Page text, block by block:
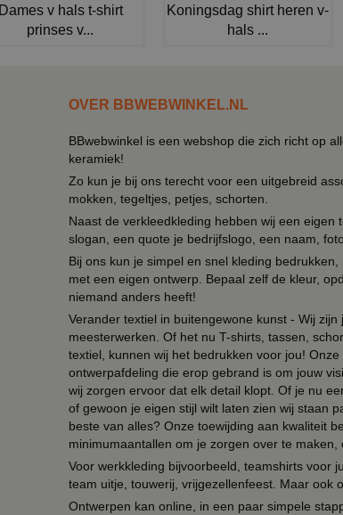
Dames v hals t-shirt
prinses v...
Koningsdag shirt heren v-
hals ...
OVER BBWEBWINKEL.NL
BBwebwinkel is een webshop die zich richt op
keramiek!
Zo kun je bij ons terecht voor een uitgebreid
mokken, tegeltjes, petjes, schorten.
Naast de verkleedkleding hebben wij een
slogan, een quote je bedrijfslogo, een naam,
Bij ons kun je simpel en snel kleding
met een eigen ontwerp. Bepaal zelf de kleur,
niemand anders heeft!
Verander textiel in buitengewone kunst - Wij
meesterwerken. Of het nu T-shirts, tassen,
textiel, kunnen wij het bedrukken voor jou!
ontwerpafdeling die erop gebrand is om jouw
wij zorgen ervoor dat elk detail klopt. Of je nu
of gewoon je eigen stijl wilt laten zien wij staan
beste van alles? Onze toewijding aan kwaliteit
minimumaantallen om je zorgen over te
Voor werkkleding bijvoorbeeld, teamshirts voor
team uitje, touwerij, vrijgezellenfeest. Maar ook
Ontwerpen kan online, in een paar simpele